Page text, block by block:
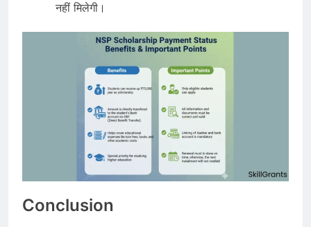
नहीं मिलेगी।
Conclusion